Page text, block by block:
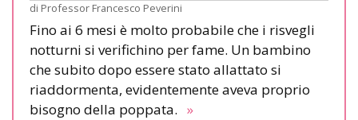
di Professor Francesco Peverini
Fino ai 6 mesi è molto probabile che i risvegli
notturni si verifichino per fame. Un bambino
che subito dopo essere stato allattato si
riaddormenta, evidentemente aveva proprio
bisogno della poppata. »